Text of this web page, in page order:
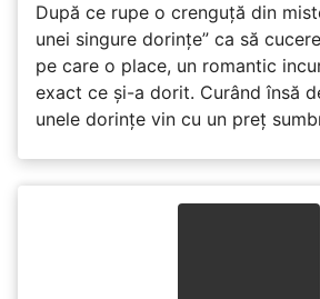
După ce rupe o crenguță din
unei singure dorințe” ca să
pe care o place, un romantic
exact ce și-a dorit. Curând însă
unele dorințe vin cu un preț